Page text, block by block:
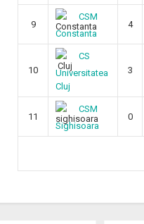
9
CSM
Constanta
4
10
CS
Universitatea
Cluj
3
11
CSM
Sighisoara
0